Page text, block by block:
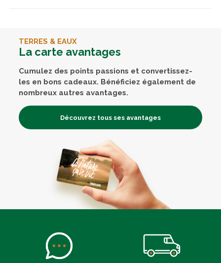
TERRES & EAUX
La carte avantages
Cumulez des points passions et convertissez-
les en bons cadeaux. Bénéficiez également de
nombreux autres avantages.
Découvrez tous ses avantages